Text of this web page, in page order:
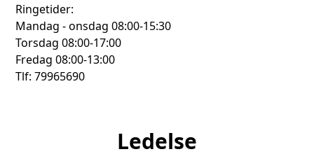
Ringetider:
Mandag - onsdag 08:00-15:30
Torsdag 08:00-17:00
Fredag 08:00-13:00
Tlf: 79965690
Ledelse